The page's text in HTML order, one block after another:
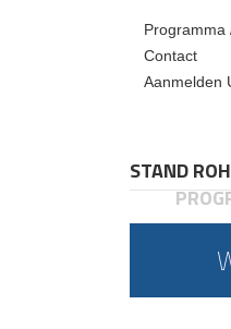
Programma
Contact
Aanmelden
STAND